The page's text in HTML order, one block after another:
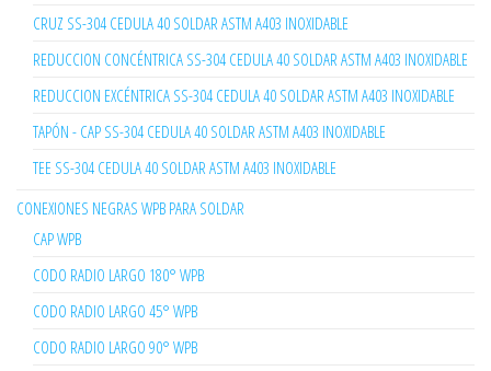
CRUZ SS-304 CEDULA 40 SOLDAR ASTM A403 INOXIDABLE
REDUCCION CONCÉNTRICA SS-304 CEDULA 40 SOLDAR ASTM A403 INOXIDABLE
REDUCCION EXCÉNTRICA SS-304 CEDULA 40 SOLDAR ASTM A403 INOXIDABLE
TAPÓN - CAP SS-304 CEDULA 40 SOLDAR ASTM A403 INOXIDABLE
TEE SS-304 CEDULA 40 SOLDAR ASTM A403 INOXIDABLE
CONEXIONES NEGRAS WPB PARA SOLDAR
CAP WPB
CODO RADIO LARGO 180° WPB
CODO RADIO LARGO 45° WPB
CODO RADIO LARGO 90° WPB